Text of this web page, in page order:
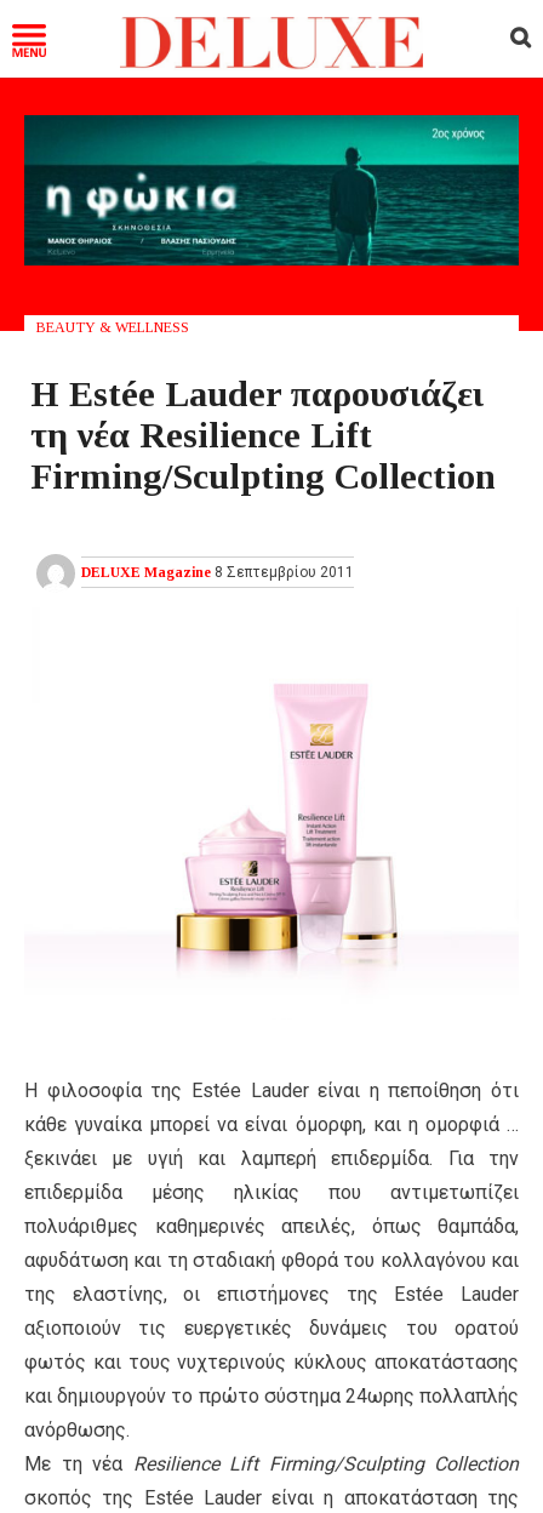
BEAUTY & WELLNESS
Η Estée Lauder παρουσιάζει
τη νέα Resilience Lift
Firming/Sculpting Collection
DELUXE Magazine 8 Σεπτεμβρίου 2011
Η φιλοσοφία της Estée Lauder είναι η πεποίθηση ότι
κάθε γυναίκα μπορεί να είναι όμορφη, και η ομορφιά …
ξεκινάει με υγιή και λαμπερή επιδερμίδα. Για την
επιδερμίδα μέσης ηλικίας που αντιμετωπίζει
πολυάριθμες καθημερινές απειλές, όπως θαμπάδα,
αφυδάτωση και τη σταδιακή φθορά του κολλαγόνου και
της ελαστίνης, οι επιστήμονες της Estée Lauder
αξιοποιούν τις ευεργετικές δυνάμεις του ορατού
φωτός και τους νυχτερινούς κύκλους αποκατάστασης
και δημιουργούν το πρώτο σύστημα 24ωρης πολλαπλής
ανόρθωσης.
Με τη νέα Resilience Lift Firming/Sculpting Collection
σκοπός της Estée Lauder είναι η αποκατάσταση της